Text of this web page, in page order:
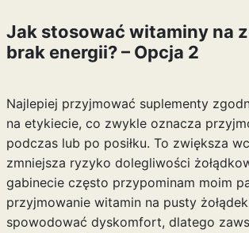
Jak stosować witaminy na
brak energii? – Opcja 2
Najlepiej przyjmować suplementy
na etykiecie, co zwykle oznacza
podczas lub po posiłku. To zwiększa
zmniejsza ryzyko dolegliwości
gabinecie często przypominam moim
przyjmowanie witamin na pusty
spowodować dyskomfort, dlatego